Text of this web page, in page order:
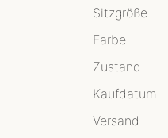
Sitzgröße
Farbe
Zustand
Kaufdatum
Versand